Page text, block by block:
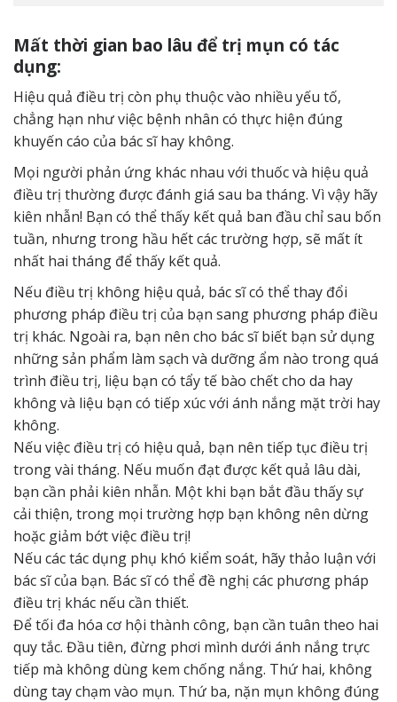
Mất thời gian bao lâu để trị mụn có tác
dụng:
Hiệu quả điều trị còn phụ thuộc vào nhiều yếu tố,
chẳng hạn như việc bệnh nhân có thực hiện đúng
khuyến cáo của bác sĩ hay không.
Mọi người phản ứng khác nhau với thuốc và hiệu quả
điều trị thường được đánh giá sau ba tháng. Vì vậy hãy
kiên nhẫn! Bạn có thể thấy kết quả ban đầu chỉ sau bốn
tuần, nhưng trong hầu hết các trường hợp, sẽ mất ít
nhất hai tháng để thấy kết quả.
Nếu điều trị không hiệu quả, bác sĩ có thể thay đổi
phương pháp điều trị của bạn sang phương pháp điều
trị khác. Ngoài ra, bạn nên cho bác sĩ biết bạn sử dụng
những sản phẩm làm sạch và dưỡng ẩm nào trong quá
trình điều trị, liệu bạn có tẩy tế bào chết cho da hay
không và liệu bạn có tiếp xúc với ánh nắng mặt trời hay
không.
Nếu việc điều trị có hiệu quả, bạn nên tiếp tục điều trị
trong vài tháng. Nếu muốn đạt được kết quả lâu dài,
bạn cần phải kiên nhẫn. Một khi bạn bắt đầu thấy sự
cải thiện, trong mọi trường hợp bạn không nên dừng
hoặc giảm bớt việc điều trị!
Nếu các tác dụng phụ khó kiểm soát, hãy thảo luận với
bác sĩ của bạn. Bác sĩ có thể đề nghị các phương pháp
điều trị khác nếu cần thiết.
Để tối đa hóa cơ hội thành công, bạn cần tuân theo hai
quy tắc. Đầu tiên, đừng phơi mình dưới ánh nắng trực
tiếp mà không dùng kem chống nắng. Thứ hai, không
dùng tay chạm vào mụn. Thứ ba, nặn mụn không đúng